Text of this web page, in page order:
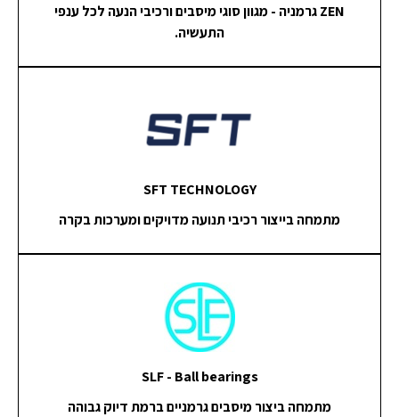
ZEN גרמניה - מגוון סוגי מיסבים ורכיבי הנעה לכל ענפי
התעשיה.
SFT TECHNOLOGY
מתמחה בייצור רכיבי תנועה מדויקים ומערכות בקרה
SLF - Ball bearings
מתמחה ביצור מיסבים גרמניים ברמת דיוק גבוהה